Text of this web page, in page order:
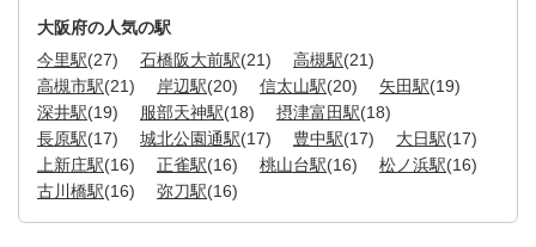
大阪府の人気の駅
今里駅(27) 石橋阪大前駅(21) 高槻駅(21)
高槻市駅(21) 岸辺駅(20) 信太山駅(20) 矢田駅(19)
深井駅(19) 服部天神駅(18) 摂津富田駅(18)
長原駅(17) 城北公園通駅(17) 豊中駅(17) 大日駅(17)
上新庄駅(16) 正雀駅(16) 桃山台駅(16) 松ノ浜駅(16)
古川橋駅(16) 弥刀駅(16)